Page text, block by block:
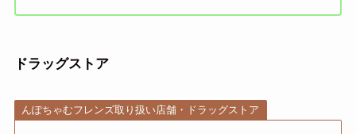
ドラッグストア
んぽちゃむフレンズ取り扱い店舗・ドラッグストア